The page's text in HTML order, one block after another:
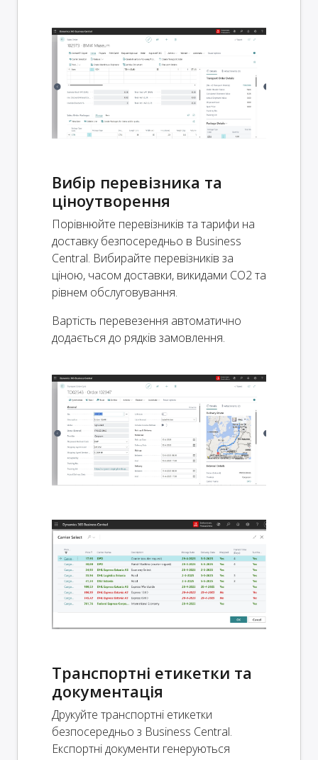
Вибір перевізника та
ціноутворення
Порівнюйте перевізників та тарифи на
доставку безпосередньо в Business
Central. Вибирайте перевізників за
ціною, часом доставки, викидами CO2 та
рівнем обслуговування.
Вартість перевезення автоматично
додається до рядків замовлення.
Транспортні етикетки та
документація
Друкуйте транспортні етикетки
безпосередньо з Business Central.
Експортні документи генеруються